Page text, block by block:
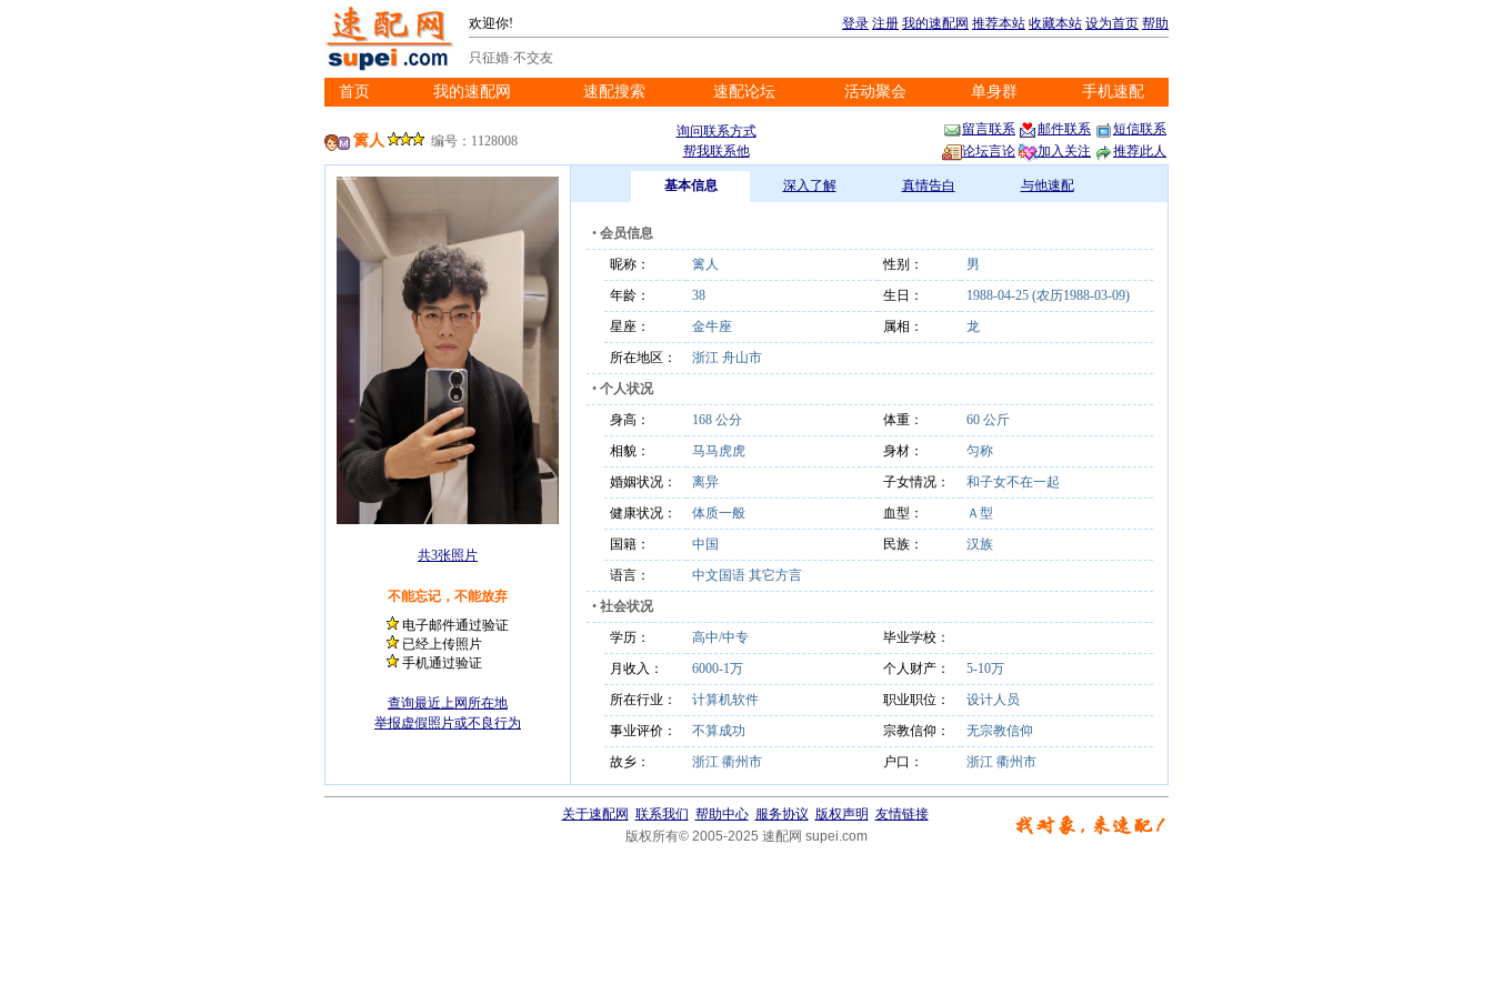
欢迎你! 登录 注册 我的速配网 推荐本站 收藏本站 设为首页 帮助
只征婚·不交友
首页 我的速配网 速配搜索 速配论坛 活动聚会 单身群 手机速配
篱人 编号：1128008
询问联系方式
帮我联系他
留言联系 邮件联系
短信联系
论坛言论
加入关注 推荐此人
共3张照片
不能忘记，不能放弃
电子邮件通过验证
已经上传照片
手机通过验证
查询最近上网所在地
举报虚假照片或不良行为
基本信息 深入了解 真情告白 与他速配
• 会员信息
昵称：
篱人 性别：
男
年龄：
38 生日：
1988-04-25 (农历1988-03-09)
星座：
金牛座 属相：
龙
所在地区：
浙江 舟山市
• 个人状况
身高：
168 公分 体重：
60 公斤
相貌：
马马虎虎 身材：
匀称
婚姻状况：
离异 子女情况：
和子女不在一起
健康状况：
体质一般 血型：
Ａ型
国籍：
中国 民族：
汉族
语言：
中文国语 其它方言
• 社会状况
学历：
高中/中专
毕业学校：
月收入：
6000-1万 个人财产：
5-10万
所在行业：
计算机软件 职业职位：
设计人员
事业评价：
不算成功 宗教信仰：
无宗教信仰
故乡：
浙江 衢州市 户口： 浙江 衢州市
关于速配网 联系我们 帮助中心 服务协议 版权声明 友情链接
版权所有© 2005-2025 速配网 supei.com